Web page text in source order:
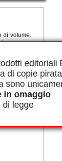
editoriali
di copie
sono
in omaggio
di legge
di volume.
eccesso
Questa
della
solo a una
massa
che il